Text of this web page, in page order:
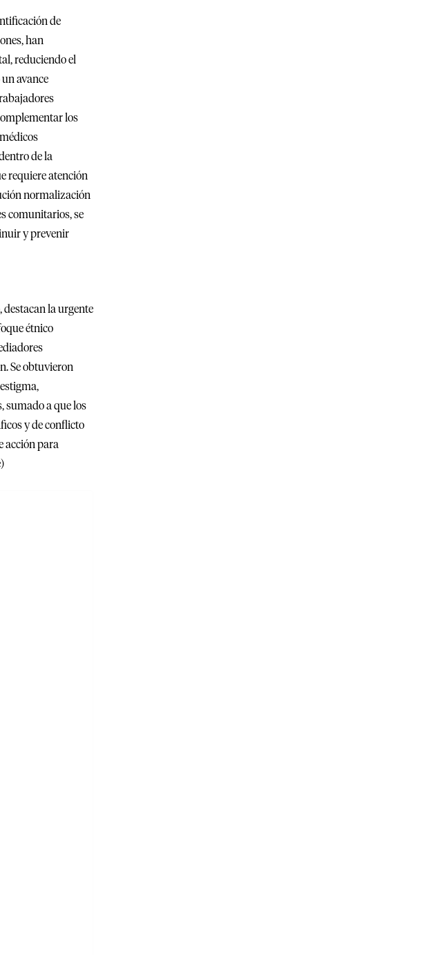
de
han
reduciendo el
avance
los
de la
requiere atención
normalización
comunitarios, se
y prevenir
destacan la urgente
étnico
Se obtuvieron
sumado a que los
y de conflicto
acción para